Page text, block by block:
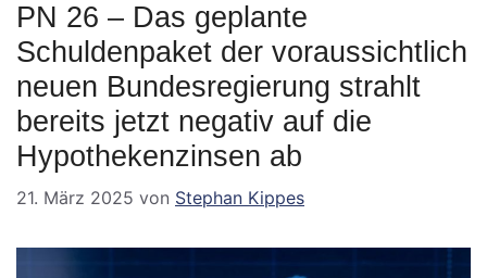
PN 26 – Das geplante
Schuldenpaket der voraussichtlich
neuen Bundesregierung strahlt
bereits jetzt negativ auf die
Hypothekenzinsen ab
21. März 2025 von Stephan Kippes